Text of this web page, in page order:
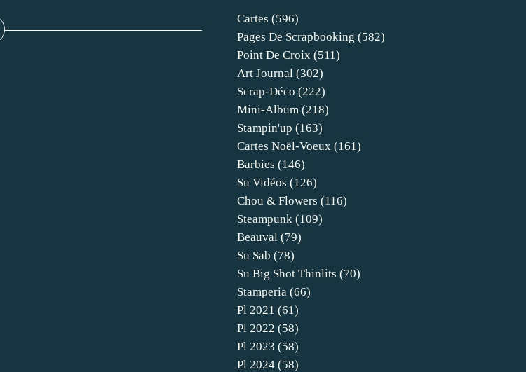
Cartes (596)
Pages De Scrapbooking (582)
Point De Croix (511)
Art Journal (302)
Scrap-Déco (222)
Mini-Album (218)
Stampin'up (163)
Cartes Noël-Voeux (161)
Barbies (146)
Su Vidéos (126)
Chou & Flowers (116)
Steampunk (109)
Beauval (79)
Su Sab (78)
Su Big Shot Thinlits (70)
Stamperia (66)
Pl 2021 (61)
Pl 2022 (58)
Pl 2023 (58)
Pl 2024 (58)